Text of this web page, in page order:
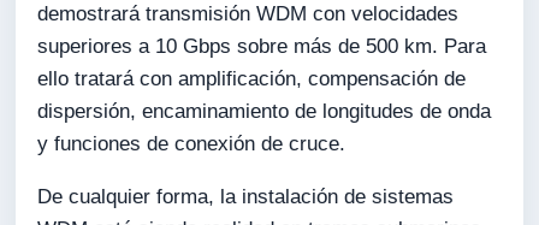
demostrará transmisión WDM con velocidades
superiores a 10 Gbps sobre más de 500 km. Para
ello tratará con amplificación, compensación de
dispersión, encaminamiento de longitudes de onda
y funciones de conexión de cruce.
De cualquier forma, la instalación de sistemas